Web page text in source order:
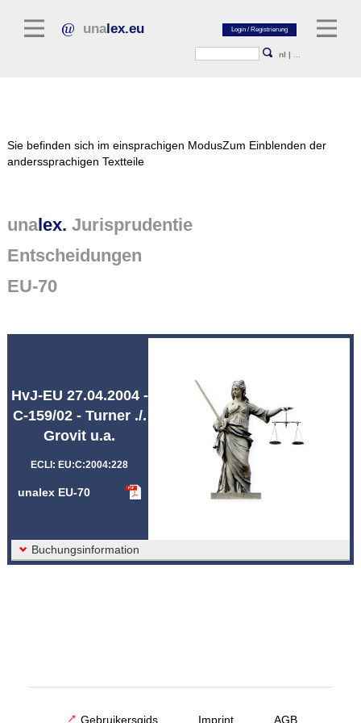
unalex.eu
nl |
Regelgevende teksten
Jurisprudentie
Sie befinden sich im einsprachigen ModusZum Einblenden der
anderssprachigen Textteile
unalex. Jurisprudentie
Entscheidungen
EU-70
HvJ-EU 27.04.2004 -
C-159/02 - Turner ./.
Grovit u.a.
ECLI: EU:C:2004:228
unalex EU-70
Buchungsinformation
Gebruikersgids Imprint AGB